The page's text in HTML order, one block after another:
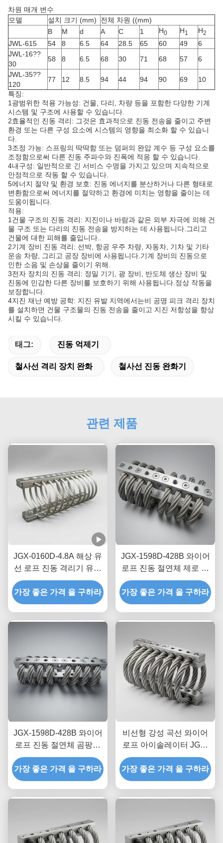
차원 매개 변수
모델
설치 크기 (mm)
전체 차원 ((mm)
B
M d A C 1 H0 H1 H2
JWL-615 54 8 6.5 64 28.5 65 60 49
6
JWL-16??
30
58 8 6.5 68 30 71 68 57
6
JWL-35??
120
77 12 8.5 94 44 94 90 69
10
특징:
1광범위한 적용 가능성: 건물, 다리, 차량 등을 포함한 다양한 기계
시스템 및 구조에 사용할 수 있습니다.
2효율적인 진동 격리: 그것은 효과적으로 진동 전송을 줄이고 주변
환경 또는 다른 구성 요소에 시스템의 영향을 최소화 할 수 있습니
다.
3조정 가능: 스프링의 딱딱함 또는 덤퍼의 완압 계수 등 구성 요소를
조정함으로써 다른 진동 주파수와 진폭에 적응 할 수 있습니다.
4내구성: 일반적으로 긴 서비스 수명을 가지고 있으며 지속적으로
안정적으로 작동 할 수 있습니다.
5에너지 절약 및 환경 보호: 진동 에너지를 분산하거나 다른 형태로
변환함으로써 에너지를 절약하고 환경에 미치는 영향을 줄이는 데
도움이됩니다.
적용:
1건물 구조의 진동 격리: 지진이나 바람과 같은 외부 자극에 의해 건
물 구조 또는 다리의 진동 전송을 방지하는 데 사용됩니다.그리고
건물에 대한 피해를 줄입니다..
2기계 장비 진동 격리: 선박, 항공 우주 차량, 자동차, 기차 및 기타
운송 차량, 그리고 공장 장비에 사용됩니다.기계 장비의 진동으로
인한 소음 및 손상을 줄이기 위해.
3전자 장치의 진동 격리: 정밀 기기, 광 장비, 반도체 생산 장비 및
진동에 민감한 다른 장비를 보호하기 위해 사용됩니다.정상 작동을
보장합니다.
4지진 재난 예방 공학: 지진 유발 지역에서는비 공명 피크 격리 장치
를 설치하면 건물 구조물의 진동 전송을 줄이고 지진 저항성을 향상
시킬 수 있습니다.
태그: 진동 억제기
철사선 격리 장치 완화 철사선 진동 완화기
관련 제품
JGX-0160D-4.8A 해상 유
선 로프 진동 격리기 유지
보수 없는 스테인레스 스
틸 충격 장착장
가장 좋은 가격 을 구하라
JGX-1598D-428B 와이어
로프 진동 절연체 제로 크
립 오일 프리 마찰 감쇠
(운송 선적 보호용)
가장 좋은 가격 을 구하라
JGX-1598D-428B 와이어
로프 진동 절연체 곰팡이
화학 세척 방지 스테인리
스 스틸 절연 마운트
가장 좋은 가격 을 구하라
비선형 강성 곡선 와이어
로프 아이솔레이터 JGX-
2228D-665B 산업 설비용
친환경 전금속 마운트
가장 좋은 가격 을 구하라